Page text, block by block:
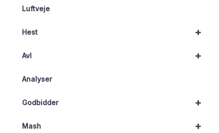
Luftveje
+
Hest
+
Avl
Analyser
+
Godbidder
+
Mash